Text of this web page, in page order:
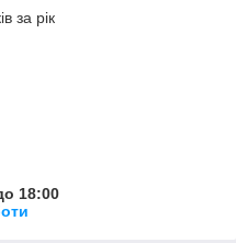
за рік
18:00